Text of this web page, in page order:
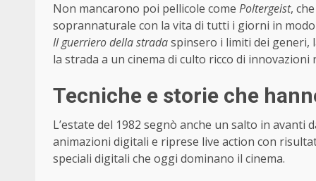
Non mancarono poi pellicole come Poltergeist,
soprannaturale con la vita di tutti i giorni in
Il guerriero della stradaspinsero i limiti dei generi,
la strada a un cinema di culto ricco di innovazioni
Tecniche e storie che
L’estate del 1982 segnò anche un salto in avanti
animazioni digitali e riprese live action con
speciali digitali che oggi dominano il cinema.